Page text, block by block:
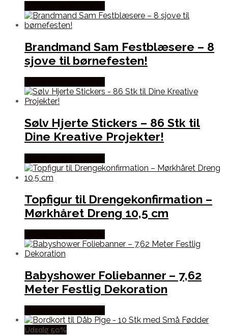
Brandmand Sam Festblæsere – 8
sjove til børnefesten!
Sølv Hjerte Stickers – 86 Stk til
Dine Kreative Projekter!
Topfigur til Drengekonfirmation –
Mørkhåret Dreng 10,5 cm
Babyshower Foliebanner – 7,62
Meter Festlig Dekoration
Udsalg 50%